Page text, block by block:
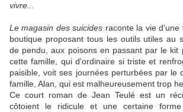
vivre...
Le magasin des suicides raconte la vie d'une
boutique proposant tous les outils utiles au
de pendu, aux poisons en passant par le kit
cette famille, qui d'ordinaire si triste et
paisible, voit ses journées perturbées par le
famille, Alan, qui est malheureusement trop
Ce court roman de Jean Teulé est un
côtoient le ridicule et une certaine